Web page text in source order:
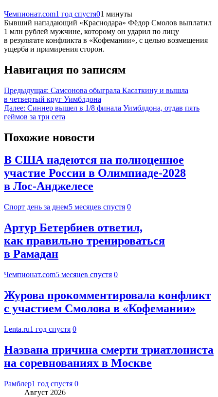
Чемпионат.com1 год спустя01 минуты
Бывший нападающий «Краснодара» Фёдор Смолов выплатил
1 млн рублей мужчине, которому он ударил по лицу
в результате конфликта в «Кофемании», с целью возмещения
ущерба и примирения сторон.
Навигация по записям
Предыдущая: Самсонова обыграла Касаткину и вышла
в четвертый круг Уимблдона
Далее: Синнер вышел в 1/8 финала Уимблдона, отдав пять
геймов за три сета
Похожие новости
В США надеются на полноценное
участие России в Олимпиаде-2028
в Лос-Анджелесе
Спорт день за днем5 месяцев спустя 0
Артур Бетербиев ответил,
как правильно тренироваться
в Рамадан
Чемпионат.com5 месяцев спустя 0
Журова прокомментировала конфликт
с участием Смолова в «Кофемании»
Lenta.ru1 год спустя 0
Названа причина смерти триатлониста
на соревнованиях в Москве
Рамблер1 год спустя 0
Август 2026